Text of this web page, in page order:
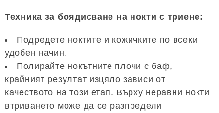
Техника за боядисване на нокти с триене:
Подредете ноктите и кожичките по всеки
удобен начин.
Полирайте нокътните плочи с баф,
крайният резултат изцяло зависи от
качеството на този етап. Върху неравни нокти
втриването може да се разпредели